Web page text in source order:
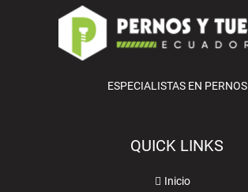
ESPECIALISTAS EN PERNOS
QUICK LINKS
Inicio